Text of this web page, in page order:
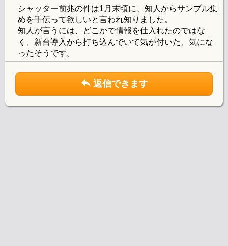
シャッター前兆の件は1月末頃に、知人からサンプル集
めを手伝って欲しいと言われ知りました。
知人が言うには、どこかで情報を仕入れたのではな
く、新台導入から打ち込んでいて気が付いた、気にな
ったそうです。
返信できます